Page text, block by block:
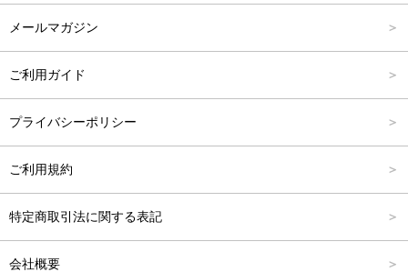
メールマガジン
ご利用ガイド
プライバシーポリシー
ご利用規約
特定商取引法に関する表記
会社概要